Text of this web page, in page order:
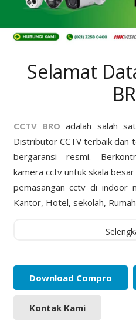
Selamat
CCTV BRO adalah salah
Distributor CCTV terbaik dan
bergaransi resmi.
kamera cctv untuk skala
pemasangan cctv di indoor
Kantor, Hotel, sekolah,
Download Compro
Kontak Kami